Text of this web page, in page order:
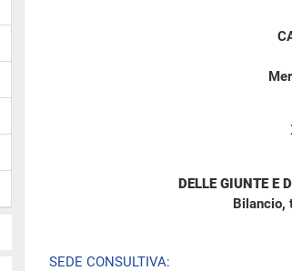
DELLE GIUNTE E
Bilancio,
SEDE CONSULTIVA: